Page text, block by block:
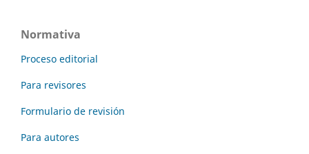
Normativa
Proceso editorial
Para revisores
Formulario de revisión
Para autores